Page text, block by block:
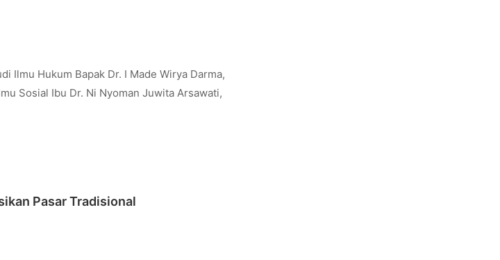
Ilmu Hukum Bapak Dr. I Made Wirya Darma,
Sosial Ibu Dr. Ni Nyoman Juwita Arsawati,
Pasar Tradisional